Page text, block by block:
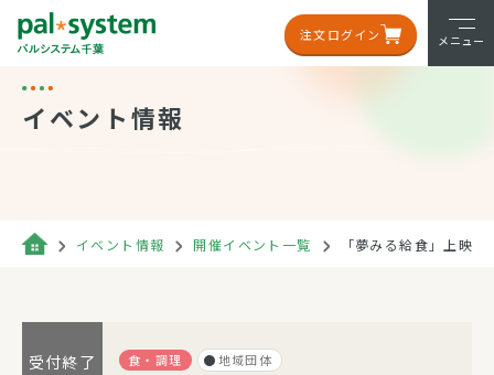
注文ログイン メニュー
イベント情報
イベント情報 開催イベント一覧 「夢みる給食」上映
受付終了 食・調理 地域団体